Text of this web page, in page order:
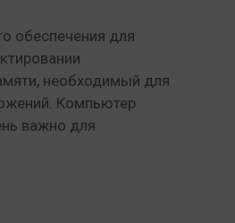
обеспечения для
необходимый для
Компьютер
важно для